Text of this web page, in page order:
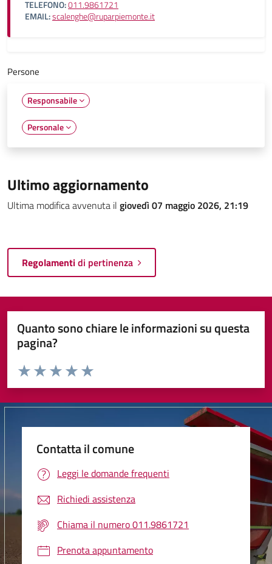
TELEFONO:011.9861721
EMAIL:scalenghe@ruparpiemonte.it
Persone
Responsabile
Personale
Ultimo aggiornamento
Ultima modifica avvenuta il giovedì 07 maggio 2026, 21:19
Regolamentidi pertinenza
Quanto sono chiare le informazioni su questa
pagina?
Valuta da 1 a 5 stelle la pagina
Valuta 5 stelle su 5
Valuta 4 stelle su 5
Valuta 3 stelle su 5
Valuta 2 stelle su 5
Valuta 1 stelle su 5
Contatta il comune
Leggi le domande frequenti
Richiedi assistenza
Chiama il numero 011.9861721
Prenota appuntamento